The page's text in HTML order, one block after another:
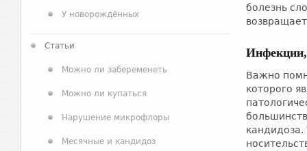
У новорождённых
Статьи
Можно ли забеременеть
Можно ли купаться
Нарушение микрофлоры
Месячные и кандидоз
болезнь
Важно
которого